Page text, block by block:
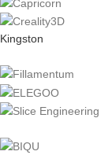
Kingston